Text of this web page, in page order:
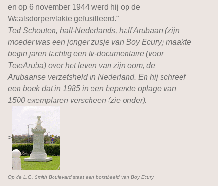
en op 6 november 1944 werd hij op de
Waalsdorpervlakte gefusilleerd.”
Ted Schouten, half-Nederlands, half Arubaan (zijn
moeder was een jonger zusje van Boy Ecury) maakte
begin jaren tachtig een tv-documentaire (voor
TeleAruba) over het leven van zijn oom, de
Arubaanse verzetsheld in Nederland. En hij schreef
een boek dat in 1985 in een beperkte oplage van
1500 exemplaren verscheen (zie onder).
>
Op de L.G. Smith Boulevard staat een borstbeeld van Boy Ecury